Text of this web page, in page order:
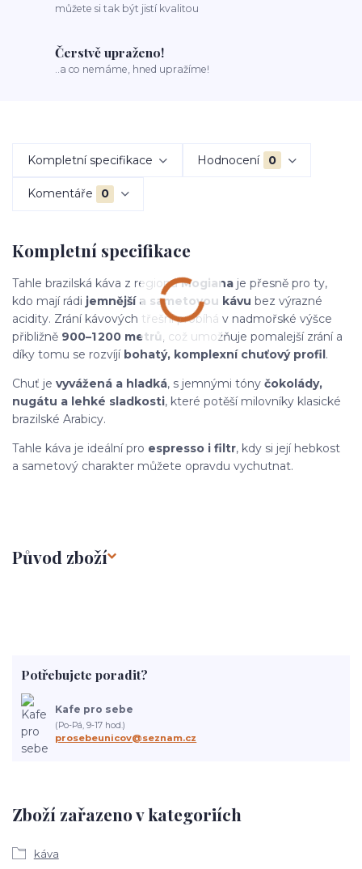
můžete si tak být jistí kvalitou
Čerstvě upraženo!
..a co nemáme, hned upražíme!
Kompletní specifikace Hodnocení 0
Komentáře 0
Kompletní specifikace
Tahle brazilská káva z regionuMogiana je přesně pro ty,
kdo mají rádi jemnější a sametovou kávu bez výrazné
acidity. Zrání kávových třešní probíhá v nadmořské výšce
přibližně 900–1 200 metrů, což umožňuje pomalejší zrání a
díky tomu se rozvíjí bohatý, komplexní chuťový profil .
Chuť je vyvážená a hladká, s jemnými tóny čokolády,
nugátu a lehké sladkosti, které potěší milovníky klasické
brazilské Arabicy.
Tahle káva je ideální pro espresso i filtr, kdy si její hebkost
a sametový charakter můžete opravdu vychutnat.
Původ zboží
Zboží zařazeno v kategoriích
káva
Potřebujete poradit?
Kafe pro sebe
(Po-Pá, 9-17 hod.)
prosebeunicov@seznam.cz